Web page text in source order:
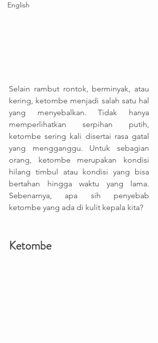
English
Selain rambut rontok, berminyak, atau
kering, ketombe menjadi salah satu hal
yang menyebalkan. Tidak hanya
memperlihatkan serpihan putih,
ketombe sering kali disertai rasa gatal
yang mengganggu. Untuk sebagian
orang, ketombe merupakan kondisi
hilang timbul atau kondisi yang bisa
bertahan hingga waktu yang lama.
Sebenarnya, apa sih penyebab
ketombe yang ada di kulit kepala kita?
Ketombe